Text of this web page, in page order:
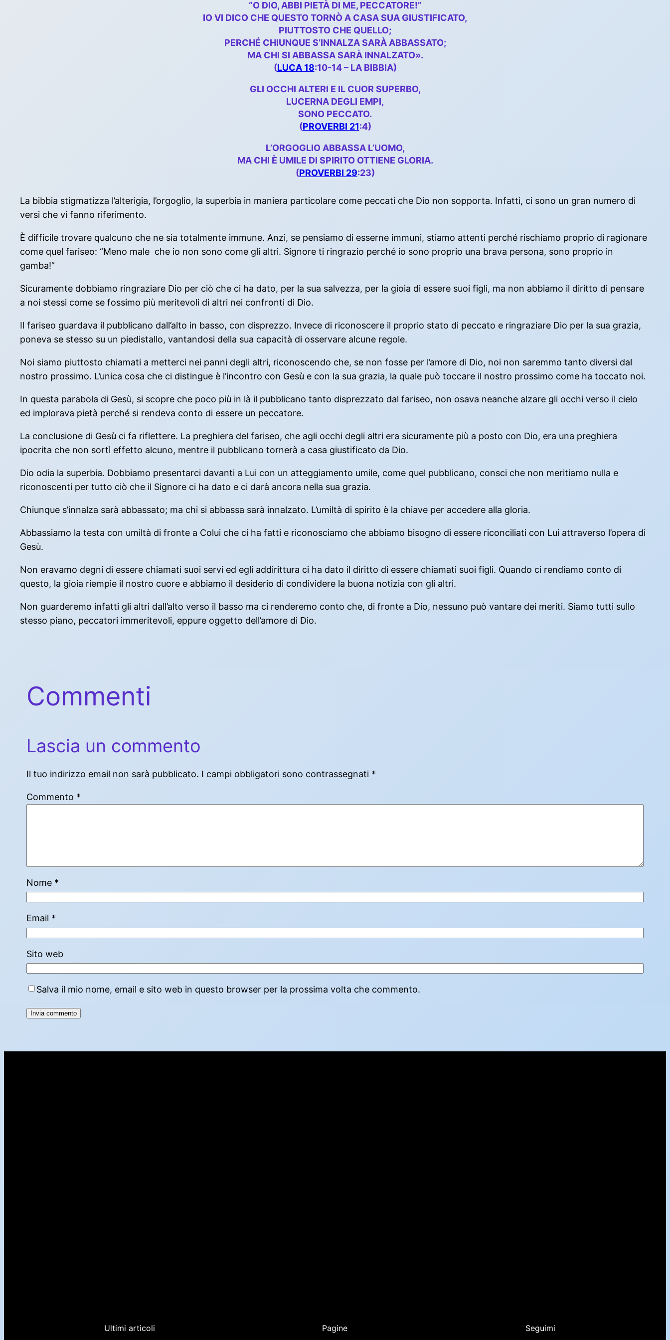
“O DIO, ABBI PIETÀ DI ME, PECCATORE!”
IO VI DICO CHE QUESTO TORNÒ A CASA SUA GIUSTIFICATO,
PIUTTOSTO CHE QUELLO;
PERCHÉ CHIUNQUE S’INNALZA SARÀ ABBASSATO;
MA CHI SI ABBASSA SARÀ INNALZATO».
(LUCA 18:10-14 – LA BIBBIA)
GLI OCCHI ALTERI E IL CUOR SUPERBO,
LUCERNA DEGLI EMPI,
SONO PECCATO.
(PROVERBI 21:4)
L’ORGOGLIO ABBASSA L’UOMO,
MA CHI È UMILE DI SPIRITO OTTIENE GLORIA.
(PROVERBI 29:23)
La bibbia stigmatizza l’alterigia, l’orgoglio, la superbia in maniera particolare come peccati che Dio non sopporta. Infatti, ci sono un gran numero di
versi che vi fanno riferimento.
È difficile trovare qualcuno che ne sia totalmente immune. Anzi, se pensiamo di esserne immuni, stiamo attenti perché rischiamo proprio di ragionare
come quel fariseo: “Meno male che io non sono come gli altri. Signore ti ringrazio perché io sono proprio una brava persona, sono proprio in
gamba!”
Sicuramente dobbiamo ringraziare Dio per ciò che ci ha dato, per la sua salvezza, per la gioia di essere suoi figli, ma non abbiamo il diritto di pensare
a noi stessi come se fossimo più meritevoli di altri nei confronti di Dio.
Il fariseo guardava il pubblicano dall’alto in basso, con disprezzo. Invece di riconoscere il proprio stato di peccato e ringraziare Dio per la sua grazia,
poneva se stesso su un piedistallo, vantandosi della sua capacità di osservare alcune regole.
Noi siamo piuttosto chiamati a metterci nei panni degli altri, riconoscendo che, se non fosse per l’amore di Dio, noi non saremmo tanto diversi dal
nostro prossimo. L’unica cosa che ci distingue è l’incontro con Gesù e con la sua grazia, la quale può toccare il nostro prossimo come ha toccato noi.
In questa parabola di Gesù, si scopre che poco più in là il pubblicano tanto disprezzato dal fariseo, non osava neanche alzare gli occhi verso il cielo
ed implorava pietà perché si rendeva conto di essere un peccatore.
La conclusione di Gesù ci fa riflettere. La preghiera del fariseo, che agli occhi degli altri era sicuramente più a posto con Dio, era una preghiera
ipocrita che non sortì effetto alcuno, mentre il pubblicano tornerà a casa giustificato da Dio.
Dio odia la superbia. Dobbiamo presentarci davanti a Lui con un atteggiamento umile, come quel pubblicano, consci che non meritiamo nulla e
riconoscenti per tutto ciò che il Signore ci ha dato e ci darà ancora nella sua grazia.
Chiunque s’innalza sarà abbassato; ma chi si abbassa sarà innalzato. L’umiltà di spirito è la chiave per accedere alla gloria.
Abbassiamo la testa con umiltà di fronte a Colui che ci ha fatti e riconosciamo che abbiamo bisogno di essere riconciliati con Lui attraverso l’opera di
Gesù.
Non eravamo degni di essere chiamati suoi servi ed egli addirittura ci ha dato il diritto di essere chiamati suoi figli. Quando ci rendiamo conto di
questo, la gioia riempie il nostro cuore e abbiamo il desiderio di condividere la buona notizia con gli altri.
Non guarderemo infatti gli altri dall’alto verso il basso ma ci renderemo conto che, di fronte a Dio, nessuno può vantare dei meriti. Siamo tutti sullo
stesso piano, peccatori immeritevoli, eppure oggetto dell’amore di Dio.
Commenti
Lascia un commento
Il tuo indirizzo email non sarà pubblicato. I campi obbligatori sono contrassegnati *
Commento *
Nome *
Email *
Sito web
Salva il mio nome, email e sito web in questo browser per la prossima volta che commento.
Ultimi articoli Pagine Seguimi